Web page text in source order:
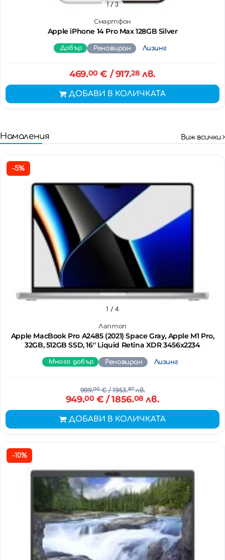
Смартфон
Apple iPhone 14 Pro Max 128GB Silver
1/ 3
Добър Реновиран Лизинг
469.00€ / 917.28 лв.
ДОБАВИ В КОЛИЧКАТА
Намаления Виж всички
-5%
Лаптоп
Apple MacBook Pro A2485 (2021) Space Gray, Apple M1 Pro,
32GB, 512GB SSD, 16'' Liquid Retina XDR 3456x2234
1 / 4
Много добър Реновиран Лизинг
999.00€/ 1953.87лв.
949.00€ / 1856.08 лв.
ДОБАВИ В КОЛИЧКАТА
-10%